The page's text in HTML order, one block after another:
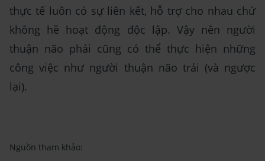
thực tế luôn có sự liên kết, hỗ trợ cho nhau chứ
không hề hoạt động độc lập. Vậy nên người
thuận não phải cũng có thể thực hiện những
công việc như người thuận não trái (và ngược
lại).
Nguồn tham khảo: